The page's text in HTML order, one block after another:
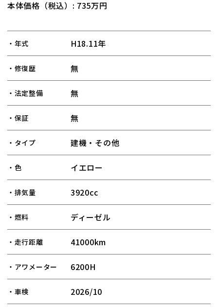
本体価格（税込）: 735万円
・年式 H18.11年
・修復歴 無
・法定整備 無
・保証 無
・タイプ 建機・その他
・色 イエロー
・排気量 3920cc
・燃料 ディーゼル
・走行距離 41000km
・アワメーター 6200H
・車検 2026/10